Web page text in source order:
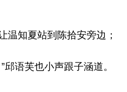
知夏站到陈拾安旁边；
语芙也小声跟子涵道。